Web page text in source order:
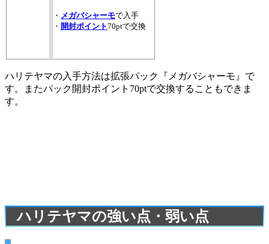
・ メガバシャーモで入手
・ 開封ポイント70ptで交換
ハリテヤマの入手方法は拡張パック『メガバシャーモ』で
す。またパック開封ポイント70ptで交換することもできま
す。
ハリテヤマの強い点・弱い点